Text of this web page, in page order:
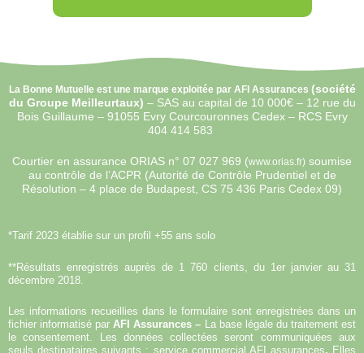
La Bonne Mutuelle est une marque exploitée par AFI Assurances (société
du Groupe Meilleurtaux) – SAS au capital de 10 000€ – 12 rue du
Bois Guillaume – 91055 Evry Courcouronnes Cedex – RCS Evry
404 414 583
Courtier en assurance ORIAS n° 07 027 969 (www.orias.fr) soumise
au contrôle de l’ACPR (Autorité de Contrôle Prudentiel et de
Résolution – 4 place de Budapest, CS 75 436 Paris Cedex 09)
*Tarif 2023 établie sur un profil +55 ans solo
**Résultats enregistrés auprès de 1 760 clients, du 1er janvier au 31
décembre 2018.
Les informations recueillies dans le formulaire sont enregistrées dans un
fichier informatisé parAFI Assurances – La base légale du traitement est
le consentement. Les données collectées seront communiquées aux
seuls destinataires suivants : service commercial AFI assurances. Elles